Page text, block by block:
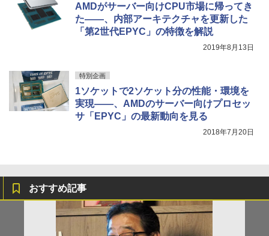
AMDがサーバー向けCPU市場に帰ってき
た――、内部アーキテクチャを更新した
「第2世代EPYC」の特徴を解説
2019年8月13日
特別企画
1ソケットで2ソケット分の性能・環境を
実現――、AMDのサーバー向けプロセッ
サ「EPYC」の最新動向を見る
2018年7月20日
おすすめ記事